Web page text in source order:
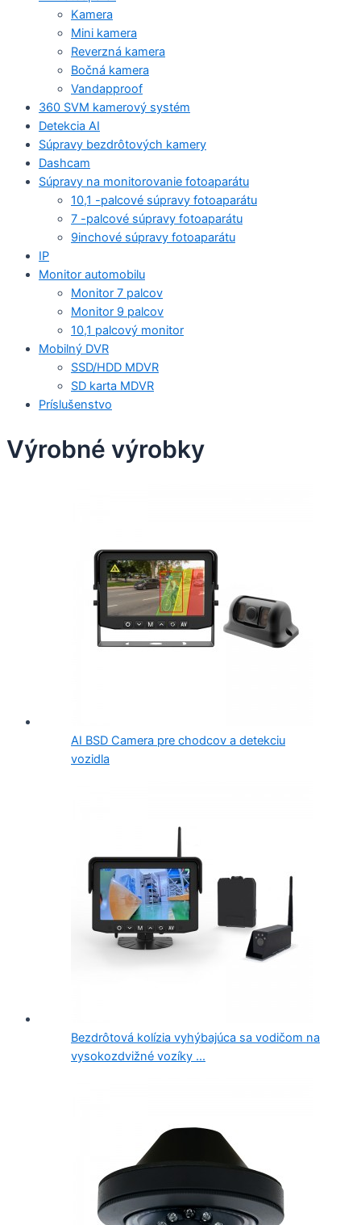
Kamera
Mini kamera
Reverzná kamera
Bočná kamera
Vandapproof
360 SVM kamerový systém
Detekcia AI
Súpravy bezdrôtových kamery
Dashcam
Súpravy na monitorovanie fotoaparátu
10,1 -palcové súpravy fotoaparátu
7 -palcové súpravy fotoaparátu
9inchové súpravy fotoaparátu
IP
Monitor automobilu
Monitor 7 palcov
Monitor 9 palcov
10,1 palcový monitor
Mobilný DVR
SSD/HDD MDVR
SD karta MDVR
Príslušenstvo
Výrobné výrobky
AI BSD Camera pre chodcov a detekciu
vozidla
Bezdrôtová kolízia vyhýbajúca sa vodičom na
vysokozdvižné vozíky ...